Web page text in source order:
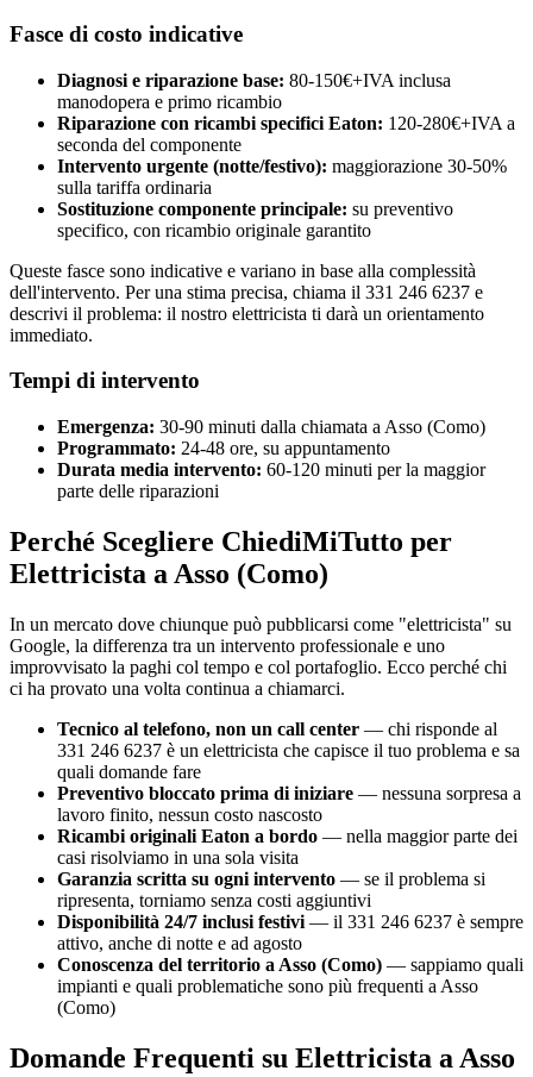
Fasce di costo indicative
Diagnosi e riparazione base: 80-150€+IVA inclusa
manodopera e primo ricambio
Riparazione con ricambi specifici Eaton: 120-280€+IVA a
seconda del componente
Intervento urgente (notte/festivo): maggiorazione 30-50%
sulla tariffa ordinaria
Sostituzione componente principale: su preventivo
specifico, con ricambio originale garantito
Queste fasce sono indicative e variano in base alla complessità
dell'intervento. Per una stima precisa, chiama il 331 246 6237 e
descrivi il problema: il nostro elettricista ti darà un orientamento
immediato.
Tempi di intervento
Emergenza: 30-90 minuti dalla chiamata a Asso (Como)
Programmato: 24-48 ore, su appuntamento
Durata media intervento: 60-120 minuti per la maggior
parte delle riparazioni
Perché Scegliere ChiediMiTutto per
Elettricista a Asso (Como)
In un mercato dove chiunque può pubblicarsi come "elettricista" su
Google, la differenza tra un intervento professionale e uno
improvvisato la paghi col tempo e col portafoglio. Ecco perché chi
ci ha provato una volta continua a chiamarci.
Tecnico al telefono, non un call center — chi risponde al
331 246 6237 è un elettricista che capisce il tuo problema e sa
quali domande fare
Preventivo bloccato prima di iniziare — nessuna sorpresa a
lavoro finito, nessun costo nascosto
Ricambi originali Eaton a bordo — nella maggior parte dei
casi risolviamo in una sola visita
Garanzia scritta su ogni intervento — se il problema si
ripresenta, torniamo senza costi aggiuntivi
Disponibilità 24/7 inclusi festivi — il 331 246 6237 è sempre
attivo, anche di notte e ad agosto
Conoscenza del territorio a Asso (Como) — sappiamo quali
impianti e quali problematiche sono più frequenti a Asso
(Como)
Domande Frequenti su Elettricista a Asso